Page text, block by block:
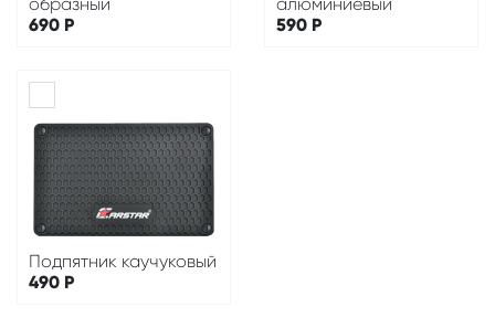
690 Р
590 Р
Подпятник каучуковый
490 Р